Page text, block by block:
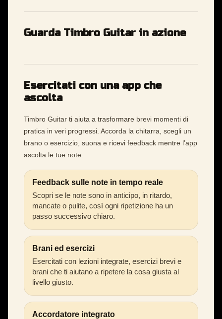
Guarda Timbro Guitar in azione
Esercitati con una app che
ascolta
Timbro Guitar ti aiuta a trasformare brevi momenti di
pratica in veri progressi. Accorda la chitarra, scegli un
brano o esercizio, suona e ricevi feedback mentre l’app
ascolta le tue note.
Feedback sulle note in tempo reale
Scopri se le note sono in anticipo, in ritardo,
mancate o pulite, così ogni ripetizione ha un
passo successivo chiaro.
Brani ed esercizi
Esercitati con lezioni integrate, esercizi brevi e
brani che ti aiutano a ripetere la cosa giusta al
livello giusto.
Accordatore integrato